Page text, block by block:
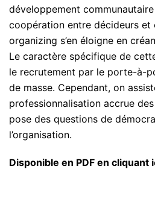
développement
coopération entre décideurs
organizing s’en éloigne en
Le caractère spécifique de
le recrutement par le porte-à-
de masse. Cependant, on
professionnalisation accrue
pose des questions de
l’organisation.
Disponible en PDF en cliquant